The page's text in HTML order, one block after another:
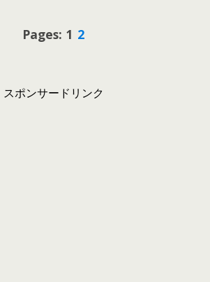
Pages: 1 2
スポンサードリンク